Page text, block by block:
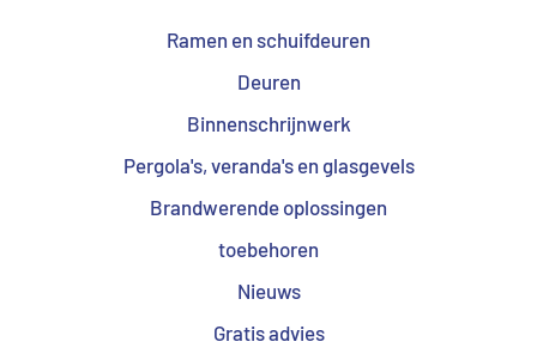
Ramen en schuifdeuren
Deuren
Binnenschrijnwerk
Pergola's, veranda's en glasgevels
Brandwerende oplossingen
toebehoren
Nieuws
Gratis advies